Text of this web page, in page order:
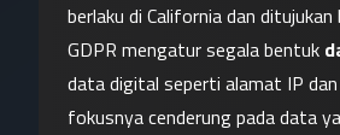
berlaku di California dan
GDPR mengatur segala bentuk
data digital seperti alamat IP
fokusnya cenderung pada data